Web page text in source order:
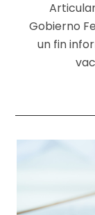
Gobierno
un fin